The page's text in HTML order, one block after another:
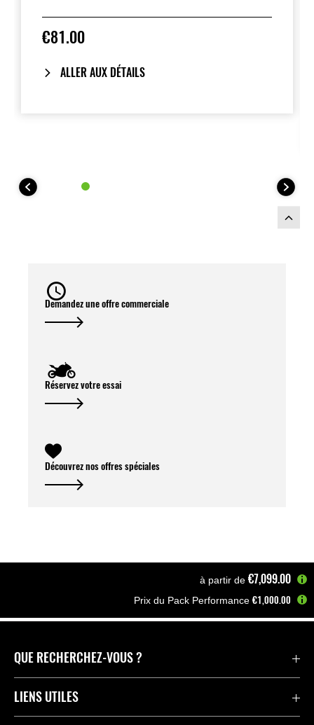
concessionnaire recommandée.
€81.00
ALLER AUX DÉTAILS
Demandez une offre commerciale
Réservez votre essai
Découvrez nos offres spéciales
à partir de €7,099.00
Prix du Pack Performance €1,000.00
Sportives Ninja 500 SE | 2026
QUE RECHERCHEZ-VOUS ?
Motos
LIENS UTILES